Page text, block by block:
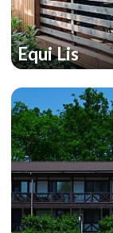
Equi Lis